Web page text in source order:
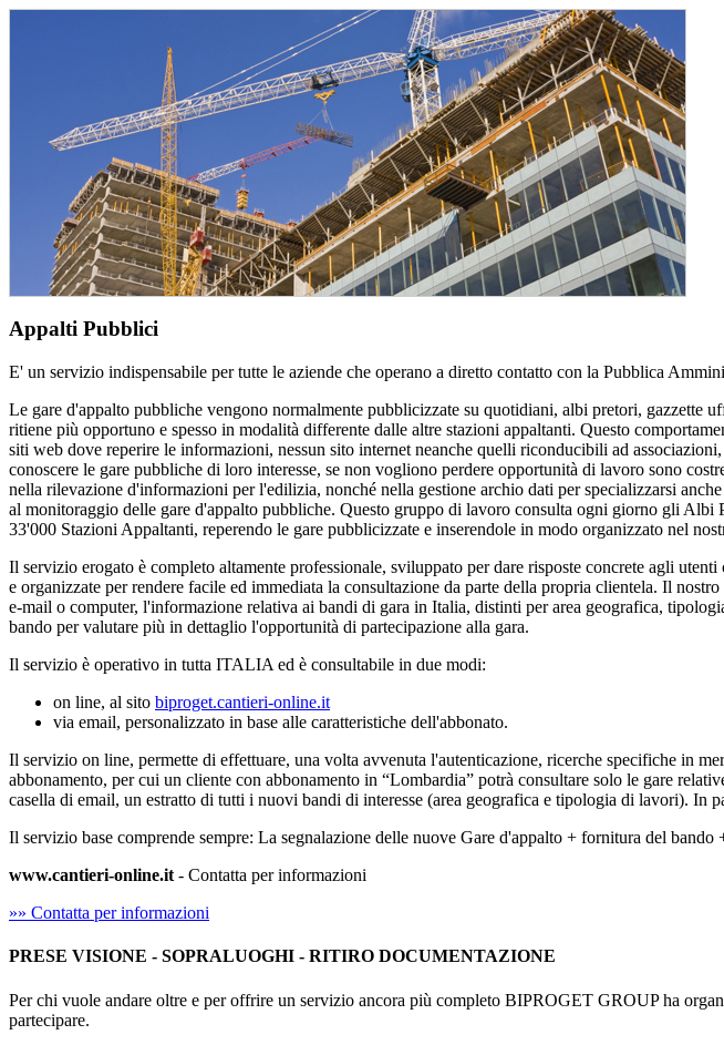
Appalti Pubblici
E' un servizio indispensabile per tutte le aziende che operano a diretto contatto con la Pubblica
Le gare d'appalto pubbliche vengono normalmente pubblicizzate su quotidiani, albi pretori,
ritiene più opportuno e spesso in modalità differente dalle altre stazioni appaltanti. Questo
siti web dove reperire le informazioni, nessun sito internet neanche quelli riconducibili ad
conoscere le gare pubbliche di loro interesse, se non vogliono perdere opportunità di lavoro sono
nella rilevazione d'informazioni per l'edilizia, nonché nella gestione archio dati per specializzarsi
al monitoraggio delle gare d'appalto pubbliche. Questo gruppo di lavoro consulta ogni giorno gli
33'000 Stazioni Appaltanti, reperendo le gare pubblicizzate e inserendole in modo organizzato nel
Il servizio erogato è completo altamente professionale, sviluppato per dare risposte concrete agli
e organizzate per rendere facile ed immediata la consultazione da parte della propria clientela. Il
e-mail o computer, l'informazione relativa ai bandi di gara in Italia, distinti per area geografica,
bando per valutare più in dettaglio l'opportunità di partecipazione alla gara.
Il servizio è operativo in tutta ITALIA ed è consultabile in due modi:
on line, al sito biproget.cantieri-online.it
via email, personalizzato in base alle caratteristiche dell'abbonato.
Il servizio on line, permette di effettuare, una volta avvenuta l'autenticazione, ricerche specifiche in
abbonamento, per cui un cliente con abbonamento in “Lombardia” potrà consultare solo le gare
casella di email, un estratto di tutti i nuovi bandi di interesse (area geografica e tipologia di lavori). In
Il servizio base comprende sempre: La segnalazione delle nuove Gare d'appalto + fornitura del bando
www.cantieri-online.it - Contatta per informazioni
»» Contatta per informazioni
PRESE VISIONE - SOPRALUOGHI - RITIRO DOCUMENTAZIONE
Per chi vuole andare oltre e per offrire un servizio ancora più completo BIPROGET GROUP ha
partecipare.